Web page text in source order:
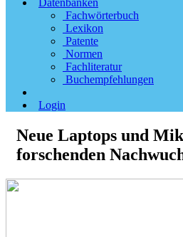
Datenbanken
Fachwörterbuch
Lexikon
Patente
Normen
Fachliteratur
Buchempfehlungen
Login
Neue Laptops und
forschenden